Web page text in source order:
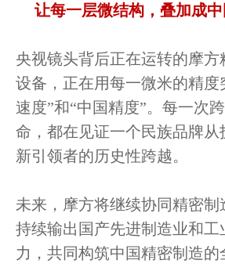
让每一层微结构，叠加成
央视镜头背后正在运转的摩方
设备，正在用每一微米的精度
速度”和“中国精度”。每一次
命，都在见证一个民族品牌从
新引领者的历史性跨越。
未来，摩方将继续协同精密制
持续输出国产先进制造业和工
力，共同构筑中国精密制造的